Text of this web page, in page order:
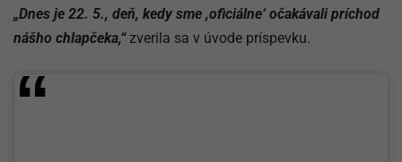
„Dnes je 22. 5., deň, kedy sme ,oficiálne‘ očakávali príchod
nášho chlapčeka,“zverila sa v úvode príspevku.